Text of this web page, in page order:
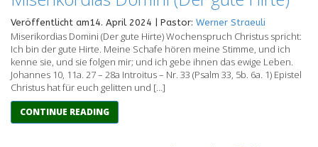
Veröffentlicht am14. April 2024 | Pastor: Werner Straeuli
Miserikordias Domini (Der gute Hirte) Wochenspruch Christus spricht:
Ich bin der gute Hirte. Meine Schafe hören meine Stimme, und ich
kenne sie, und sie folgen mir; und ich gebe ihnen das ewige Leben.
Johannes 10, 11a. 27 – 28a Introitus – Nr. 33 (Psalm 33, 5b. 6a. 1) Epistel
Christus hat für euch gelitten und […]
CONTINUE READING